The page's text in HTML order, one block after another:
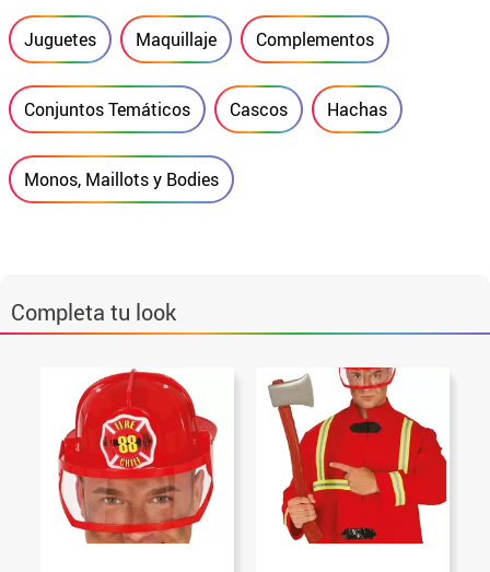
Juguetes Maquillaje Complementos
Conjuntos Temáticos Cascos Hachas
Monos, Maillots y Bodies
Completa tu look